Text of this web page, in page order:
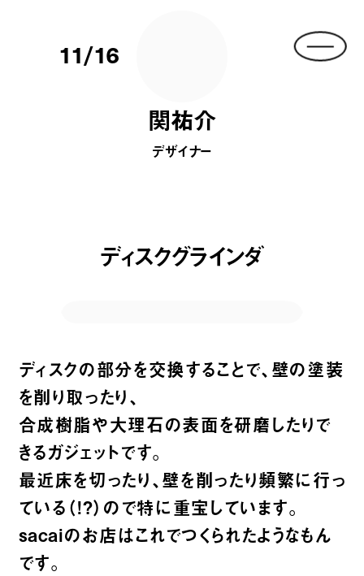
11/16
関祐介
デザイナー
ディスクグラインダ
ディスクの部分を交換することで、壁の塗装
を削り取ったり、
合成樹脂や大理石の表面を研磨したりで
きるガジェットです。
最近床を切ったり、壁を削ったり頻繁に行っ
ている（!?）ので特に重宝しています。
sacaiのお店はこれでつくられたようなもん
です。